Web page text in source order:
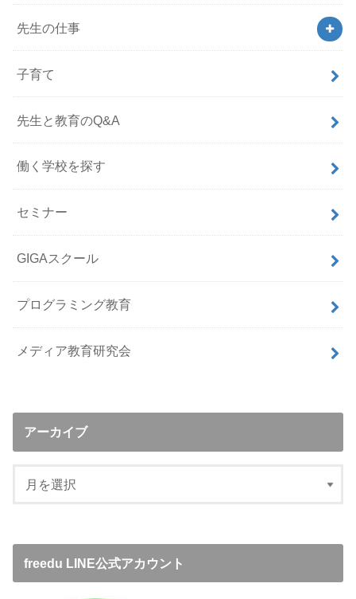
先生の仕事
子育て
先生と教育のQ&A
働く学校を探す
セミナー
GIGAスクール
プログラミング教育
メディア教育研究会
アーカイブ
freedu LINE公式アカウント